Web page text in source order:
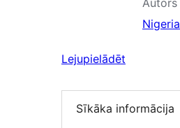
Autors
Nigeria
Lejupielādēt
Sīkāka informācija